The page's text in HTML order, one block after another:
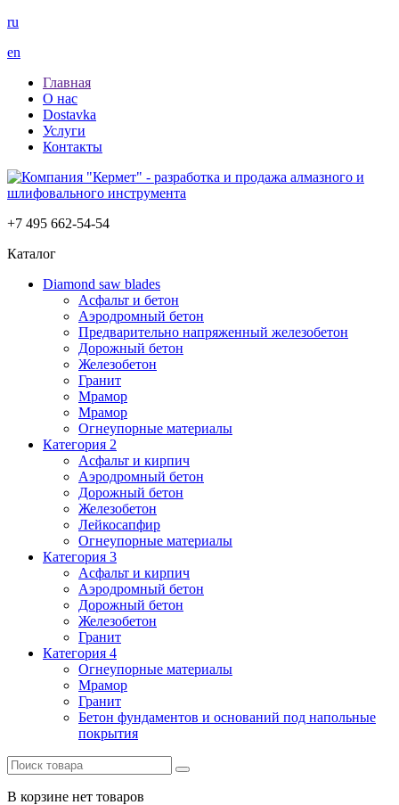
ru
en
Главная
О нас
Dostavka
Услуги
Контакты
+7 495 662-54-54
Каталог
Diamond saw blades
Асфальт и бетон
Аэродромный бетон
Предварительно напряженный железобетон
Дорожный бетон
Железобетон
Гранит
Мрамор
Мрамор
Огнеупорные материалы
Категория 2
Асфальт и кирпич
Аэродромный бетон
Дорожный бетон
Железобетон
Лейкосапфир
Огнеупорные материалы
Категория 3
Асфальт и кирпич
Аэродромный бетон
Дорожный бетон
Железобетон
Гранит
Категория 4
Огнеупорные материалы
Мрамор
Гранит
Бетон фундаментов и оснований под напольные
покрытия
В корзине нет товаров